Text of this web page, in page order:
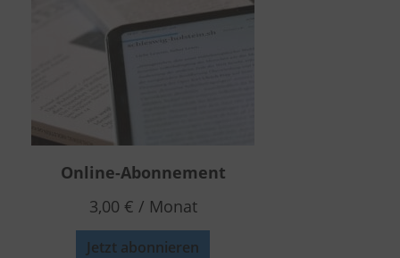
Online-Abonnement
3,00 € / Monat
Jetzt abonnieren